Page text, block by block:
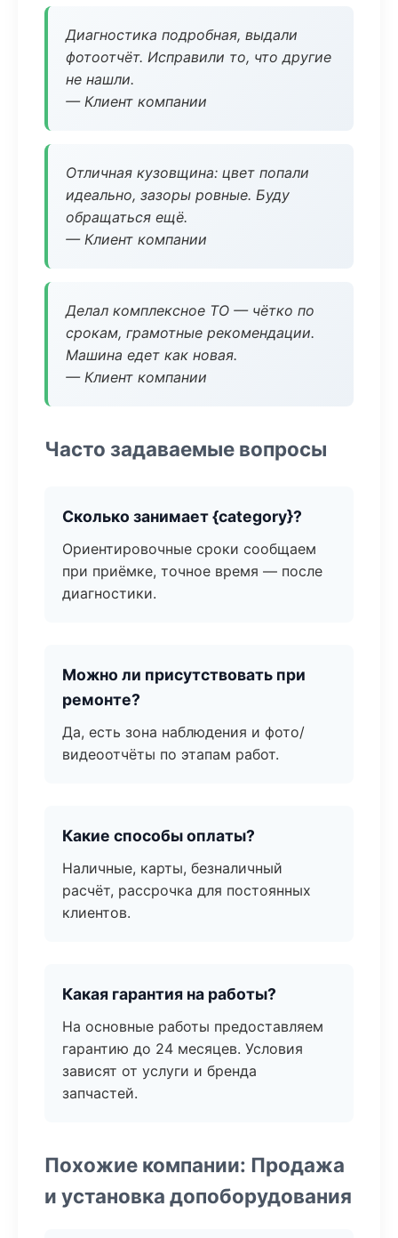
Диагностика подробная, выдали
фотоотчёт. Исправили то, что другие
не нашли.
— Клиент компании
Отличная кузовщина: цвет попали
идеально, зазоры ровные. Буду
обращаться ещё.
— Клиент компании
Делал комплексное ТО — чётко по
срокам, грамотные рекомендации.
Машина едет как новая.
— Клиент компании
Часто задаваемые вопросы
Сколько занимает {category}?
Ориентировочные сроки сообщаем
при приёмке, точное время — после
диагностики.
Можно ли присутствовать при
ремонте?
Да, есть зона наблюдения и фото/
видеоотчёты по этапам работ.
Какие способы оплаты?
Наличные, карты, безналичный
расчёт, рассрочка для постоянных
клиентов.
Какая гарантия на работы?
На основные работы предоставляем
гарантию до 24 месяцев. Условия
зависят от услуги и бренда
запчастей.
Похожие компании: Продажа
и установка допоборудования